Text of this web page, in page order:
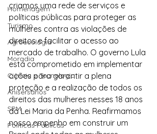
Homenagem
Turismo
Agroecologia
Moradia
Ciência e Tecnologia
Anisersários
SPM
Políticas Públicas
criamos uma rede de serviços e
políticas públicas para proteger as
mulheres contra as violações de
direitos e facilitar o acesso ao
mercado de trabalho. O governo Lula
está comprometido em implementar
ações para garantir a plena
proteção e a realização de todos os
direitos das mulheres nesses 18 anos
da Lei Maria da Penha. Reafirmamos
nosso empenho em construir um